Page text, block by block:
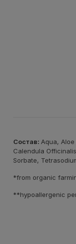
Состав: Aqua,
Calendula
Sorbate,
*from organic
**hypoallergenic